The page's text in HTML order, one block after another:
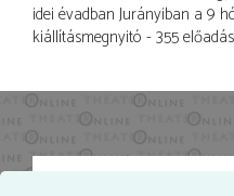
idei évadban Jurányiban a 9
kiállításmegnyitó - 355